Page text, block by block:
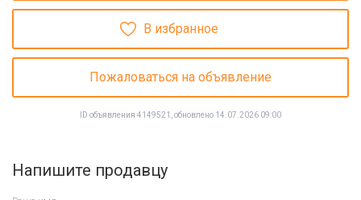
В избранное
Пожаловаться на объявление
ID объявления 4149521, обновлено 14.07.2026 09:00
Напишите продавцу